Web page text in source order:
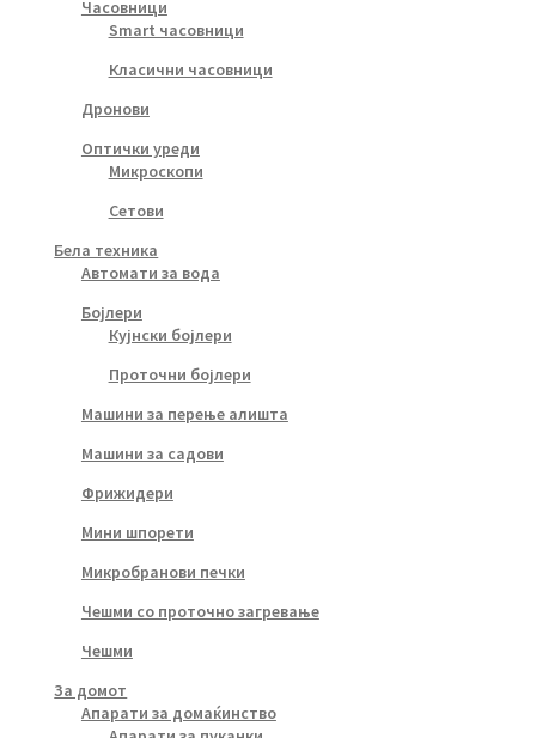
Часовници
Smart часовници
Класични часовници
Дронови
Оптички уреди
Микроскопи
Сетови
Бела техника
Автомати за вода
Бојлери
Кујнски бојлери
Проточни бојлери
Машини за перење алишта
Машини за садови
Фрижидери
Мини шпорети
Микробранови печки
Чешми со проточно загревање
Чешми
За домот
Апарати за домаќинство